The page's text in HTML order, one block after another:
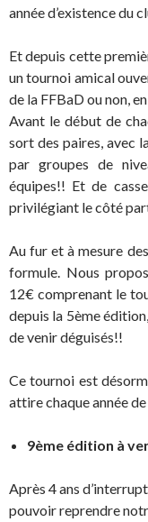
année d’existence du
Et depuis cette
un tournoi amical
de la FFBaD ou non,
Avant le début de
sort des paires, avec
par groupes de
équipes!! Et de
privilégiant le côté
Au fur et à mesure
formule. Nous
12€ comprenant le
depuis la 5ème
de venir déguisés!!
Ce tournoi est
attire chaque année
9ème édition à
Après 4 ans
pouvoir reprendre